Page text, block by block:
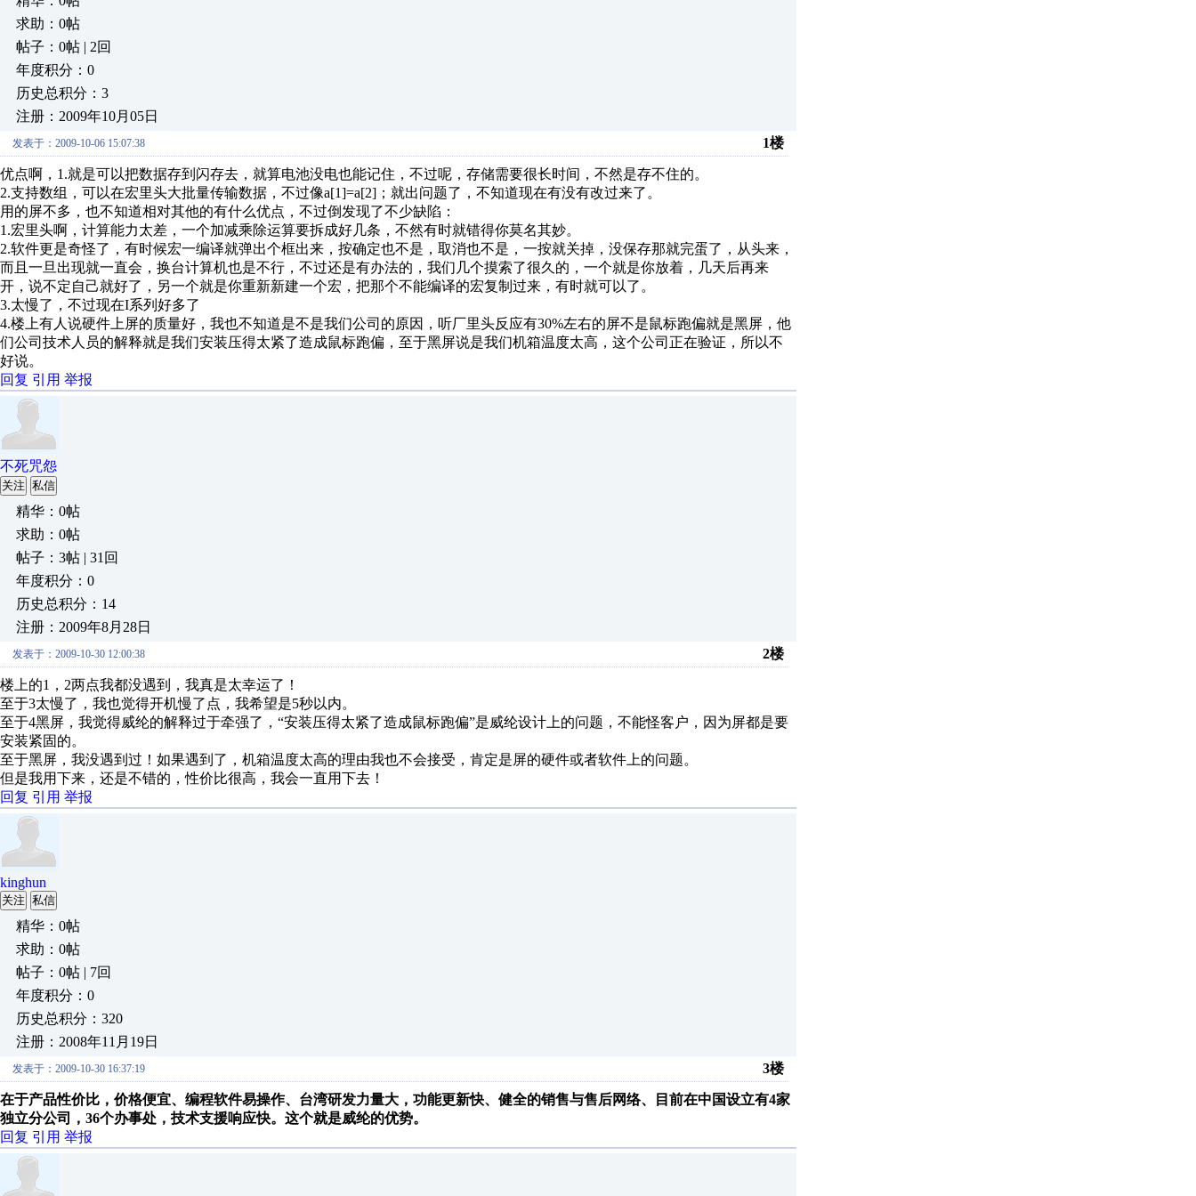
求助：0帖
帖子：0帖 | 2回
年度积分：0
历史总积分：3
注册：2009年10月05日
发表于：2009-10-06 15:07:38 1楼
优点啊，1.就是可以把数据存到闪存去，就算电池没电也能记住，不过呢，存储需要很长时间，不然是存不住的。
2.支持数组，可以在宏里头大批量传输数据，不过像a[1]=a[2]；就出问题了，不知道现在有没有改过来了。
用的屏不多，也不知道相对其他的有什么优点，不过倒发现了不少缺陷：
1.宏里头啊，计算能力太差，一个加减乘除运算要拆成好几条，不然有时就错得你莫名其妙。
2.软件更是奇怪了，有时候宏一编译就弹出个框出来，按确定也不是，取消也不是，一按就关掉，没保存那就完蛋了，从头来，
而且一旦出现就一直会，换台计算机也是不行，不过还是有办法的，我们几个摸索了很久的，一个就是你放着，几天后再来
开，说不定自己就好了，另一个就是你重新新建一个宏，把那个不能编译的宏复制过来，有时就可以了。
3.太慢了，不过现在I系列好多了
4.楼上有人说硬件上屏的质量好，我也不知道是不是我们公司的原因，听厂里头反应有30%左右的屏不是鼠标跑偏就是黑屏，他
们公司技术人员的解释就是我们安装压得太紧了造成鼠标跑偏，至于黑屏说是我们机箱温度太高，这个公司正在验证，所以不
好说。
回复 引用 举报
不死咒怨
关注 私信
精华：0帖
求助：0帖
帖子：3帖 | 31回
年度积分：0
历史总积分：14
注册：2009年8月28日
发表于：2009-10-30 12:00:38 2楼
楼上的1，2两点我都没遇到，我真是太幸运了！
至于3太慢了，我也觉得开机慢了点，我希望是5秒以内。
至于4黑屏，我觉得威纶的解释过于牵强了，“安装压得太紧了造成鼠标跑偏”是威纶设计上的问题，不能怪客户，因为屏都是要
安装紧固的。
至于黑屏，我没遇到过！如果遇到了，机箱温度太高的理由我也不会接受，肯定是屏的硬件或者软件上的问题。
但是我用下来，还是不错的，性价比很高，我会一直用下去！
回复 引用 举报
kinghun
关注 私信
精华：0帖
求助：0帖
帖子：0帖 | 7回
年度积分：0
历史总积分：320
注册：2008年11月19日
发表于：2009-10-30 16:37:19 3楼
在于产品性价比，价格便宜、编程软件易操作、台湾研发力量大，功能更新快、健全的销售与售后网络、目前在中国设立有4家
独立分公司，36个办事处，技术支援响应快。这个就是威纶的优势。
回复 引用 举报